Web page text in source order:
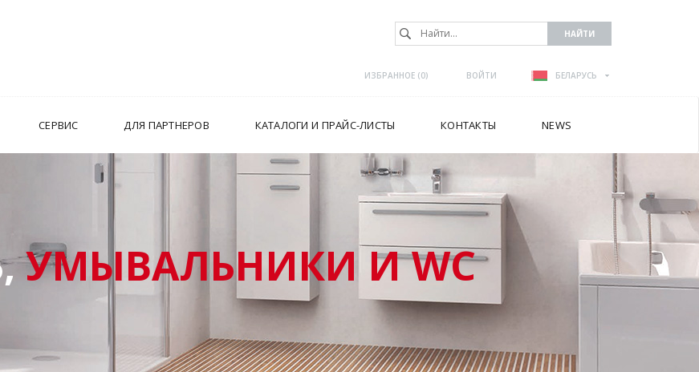
ИЗБРАННОЕ (0) ВОЙТИ БЕЛАРУСЬ
СЕРВИС ДЛЯ ПАРТНЕРОВ КАТАЛОГИ И ПРАЙС-ЛИСТЫ КОНТАКТЫ NEWS
УМЫВАЛЬНИКИ И WC